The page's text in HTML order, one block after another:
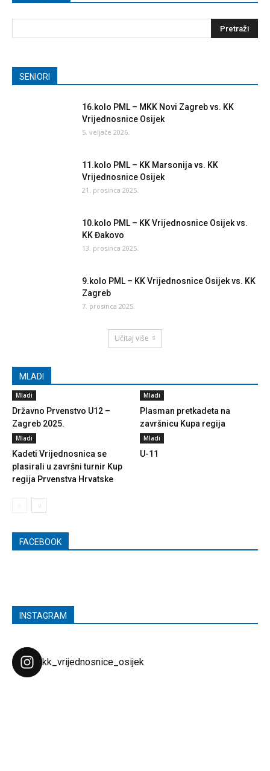
SENIORI
16.kolo PML – MKK Novi Zagreb vs. KK
Vrijednosnice Osijek
5. veljače 2026.
11.kolo PML – KK Marsonija vs. KK
Vrijednosnice Osijek
21. prosinca 2025.
10.kolo PML – KK Vrijednosnice Osijek vs.
KK Đakovo
13. prosinca 2025.
9.kolo PML – KK Vrijednosnice Osijek vs. KK
Zagreb
7. prosinca 2025.
Učitaj više
MLADI
Mladi
Državno Prvenstvo U12 –
Zagreb 2025.
Mladi
Plasman pretkadeta na
završnicu Kupa regija
Mladi
Kadeti Vrijednosnica se
plasirali u završni turnir Kup
regija Prvenstva Hrvatske
Mladi
U-11
FACEBOOK
INSTAGRAM
kk_vrijednosnice_osijek